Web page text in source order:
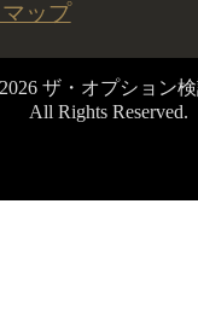
ップ
ザ・オプション
All Rights Reserved.